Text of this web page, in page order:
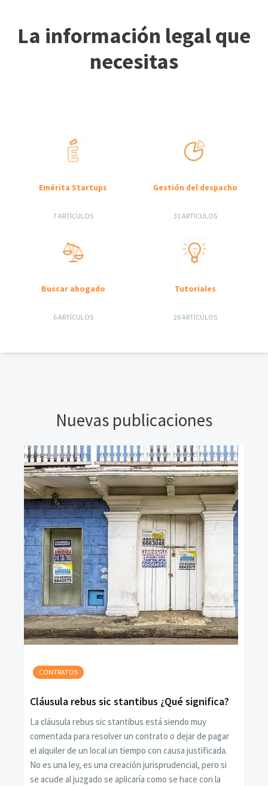
La información legal que
necesitas
Emérita Startups
7 ARTÍCULOS
Gestión del despacho
31 ARTÍCULOS
Buscar abogado
6 ARTÍCULOS
Tutoriales
26 ARTÍCULOS
Nuevas publicaciones
CONTRATOS
Cláusula rebus sic stantibus ¿Qué significa?
La cláusula rebus sic stantibus está siendo muy
comentada para resolver un contrato o dejar de pagar
el alquiler de un local un tiempo con causa justificada.
No es una ley, es una creación jurisprudencial, pero si
se acude al juzgado se aplicaría como se hace con la